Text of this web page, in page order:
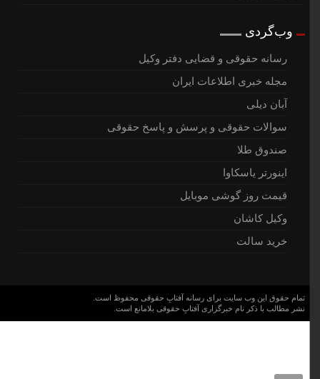
وب‌گردی
رسانه حقوقی و قضایی دفتر وکیل
مجله خبری اطلاعات ایران
آبان دیلی
سوالات حقوقی و پرسش و پاسخ حقوقی
صندوق طلا
اینورتر یاسکاوا
قیمت روز گوشی موبایل
وکیل کاشان
خرید سالت
تمام حقوق این وب سایت برای رسانه آفتابِ حقوقی محفوظ است.
نشر مطالب با ذکر نام خبرگزاری آفتابِ حقوقی بلامانع است.